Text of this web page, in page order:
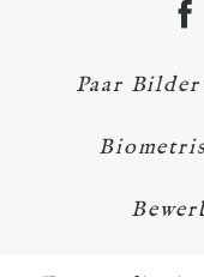
Paar